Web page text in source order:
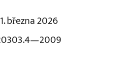
března 2026